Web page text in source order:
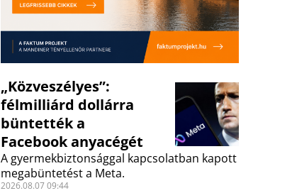
„Közveszélyes”:
félmilliárd dollárra
büntették a
Facebook anyacégét
A gyermekbiztonsággal kapcsolatban kapott
megabüntetést a Meta.
2026.08.07 09:44